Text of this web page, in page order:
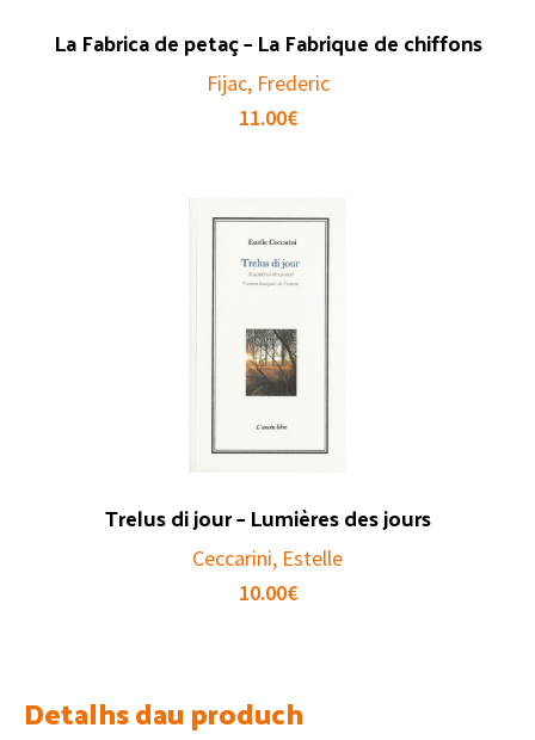
La Fabrica de petaç – La Fabrique de chiffons
Fijac, Frederic
11.00€
Trelus di jour – Lumières des jours
Ceccarini, Estelle
10.00€
Detalhs dau produch